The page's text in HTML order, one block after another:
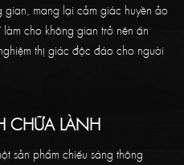
mang lại cảm giác huyền ảo
cho không gian trở nên ấn
thị giác độc đáo cho người
CHỮA LÀNH
sản phẩm chiếu sáng thông